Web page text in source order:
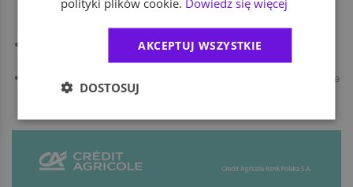
osoby o wspólnych zainteresowaniach lub w podobnej sytuacji
życiowej (np. mamy/ojcowie).
Otwarte i różnorodne środowisko pracy, w którym cenimy Twoją
Prywatna opieka medyczna, Klub Korzyści (zniżki i oferty specjalne
z kontem w Credit Agricole), Karta Multisport, 5 dodatkowych dni
AKCEPTUJ WSZYSTKIE
DOSTOSUJ